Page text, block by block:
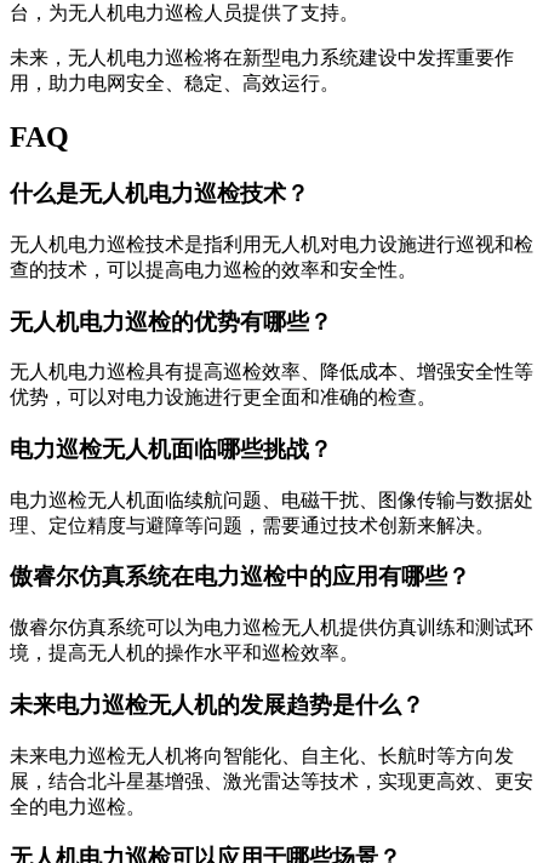
台，为无人机电力巡检人员提供了支持。
未来，无人机电力巡检将在新型电力系统建设中发挥重要作
用，助力电网安全、稳定、高效运行。
FAQ
什么是无人机电力巡检技术？
无人机电力巡检技术是指利用无人机对电力设施进行巡视和检
查的技术，可以提高电力巡检的效率和安全性。
无人机电力巡检的优势有哪些？
无人机电力巡检具有提高巡检效率、降低成本、增强安全性等
优势，可以对电力设施进行更全面和准确的检查。
电力巡检无人机面临哪些挑战？
电力巡检无人机面临续航问题、电磁干扰、图像传输与数据处
理、定位精度与避障等问题，需要通过技术创新来解决。
傲睿尔仿真系统在电力巡检中的应用有哪些？
傲睿尔仿真系统可以为电力巡检无人机提供仿真训练和测试环
境，提高无人机的操作水平和巡检效率。
未来电力巡检无人机的发展趋势是什么？
未来电力巡检无人机将向智能化、自主化、长航时等方向发
展，结合北斗星基增强、激光雷达等技术，实现更高效、更安
全的电力巡检。
无人机电力巡检可以应用于哪些场景？